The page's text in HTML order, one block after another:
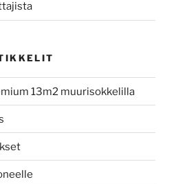
13m2 muurisokkelilla